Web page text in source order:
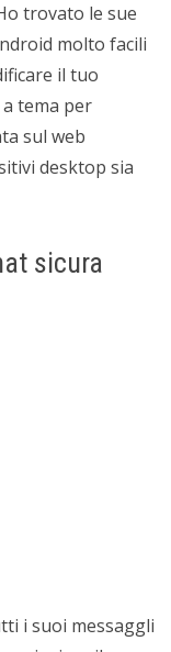
trovato le sue
molto facili
il tuo
tema per
sul web
desktop sia
sicura
i suoi messaggli